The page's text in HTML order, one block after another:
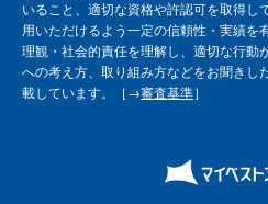
いること、適切な資格や許認可を取得し
用いただけるよう一定の信頼性・実績を
理観・社会的責任を理解し、適切な行動
への考え方、取り組み方などをお聞きし
載しています。［→審査基準］